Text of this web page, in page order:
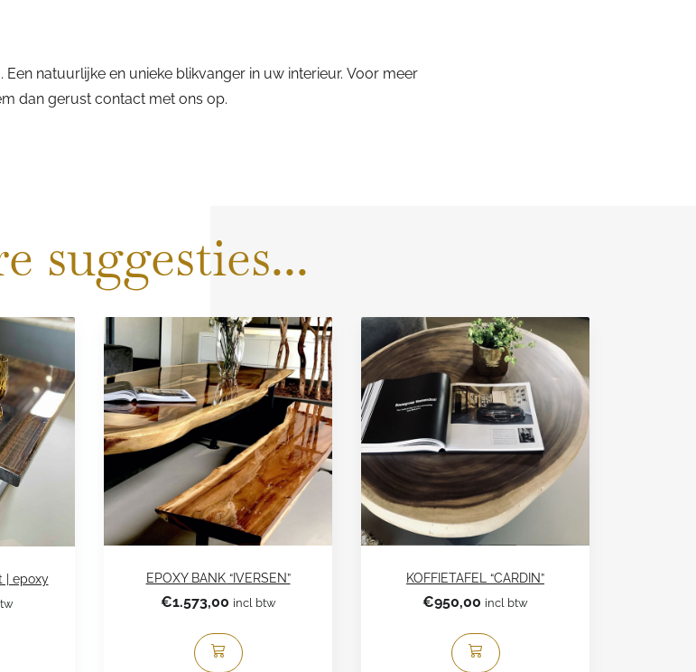
natuurlijke en unieke blikvanger in uw interieur. Voor meer
dan gerust contact met ons op.
suggesties...
| epoxy EPOXY BANK “IVERSEN”
€1.573,00 incl btw
KOFFIETAFEL “CARDIN”
€950,00 incl btw